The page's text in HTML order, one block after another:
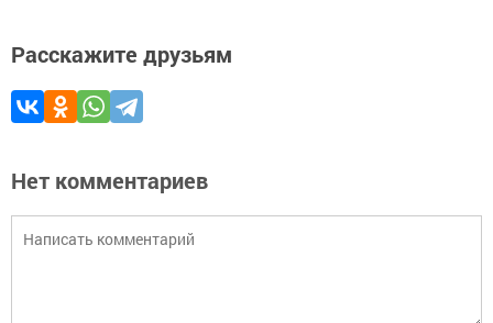
Расскажите друзьям
Нет комментариев